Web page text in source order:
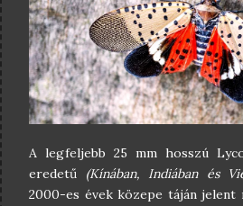
A legfeljebb 25 mm hosszú
eredetű (Kínában, Indiában és
2000-es évek közepe táján jelent